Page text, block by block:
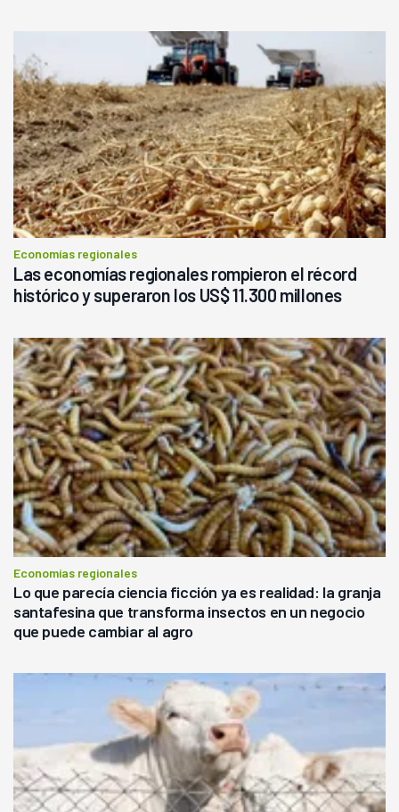
Economías regionales
Las economías regionales rompieron el récord
histórico y superaron los US$ 11.300 millones
Economías regionales
Lo que parecía ciencia ficción ya es realidad: la granja
santafesina que transforma insectos en un negocio
que puede cambiar al agro